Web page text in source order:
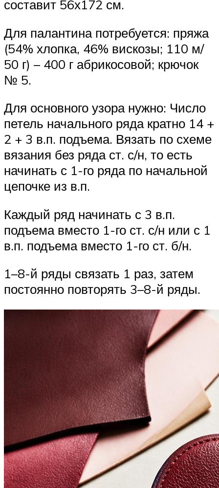
составит 56х172 см.
Для палантина потребуется: пряжа
(54% хлопка, 46% вискозы; 110 м/
50 г) – 400 г абрикосовой; крючок
№ 5.
Для основного узора нужно: Число
петель начального ряда кратно 14 +
2 + 3 в.п. подъема. Вязать по схеме
вязания без ряда ст. с/н, то есть
начинать с 1-го ряда по начальной
цепочке из в.п.
Каждый ряд начинать с 3 в.п.
подъема вместо 1-го ст. с/н или с 1
в.п. подъема вместо 1-го ст. б/н.
1–8-й ряды связать 1 раз, затем
постоянно повторять 3–8-й ряды.